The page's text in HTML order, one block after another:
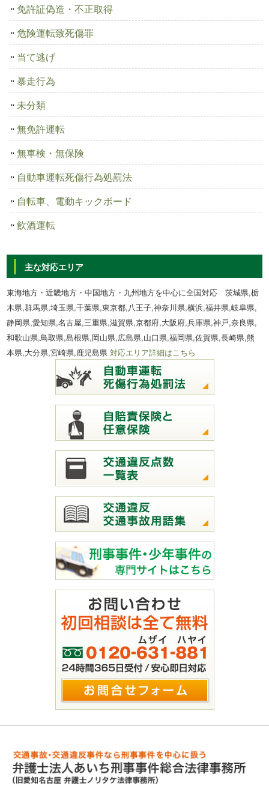
免許証偽造・不正取得
危険運転致死傷罪
当て逃げ
暴走行為
未分類
無免許運転
無車検・無保険
自動車運転死傷行為処罰法
自転車、電動キックボード
飲酒運転
主な対応エリア
東海地方・近畿地方・中国地方・九州地方を中心に全国対応 茨城県,栃
木県,群馬県,埼玉県,千葉県,東京都,八王子,神奈川県,横浜,福井県,岐阜県,
静岡県,愛知県,名古屋,三重県,滋賀県,京都府,大阪府,兵庫県,神戸,奈良県,
和歌山県,鳥取県,島根県,岡山県,広島県,山口県,福岡県,佐賀県,長崎県,熊
本県,大分県,宮崎県,鹿児島県対応エリア詳細はこちら